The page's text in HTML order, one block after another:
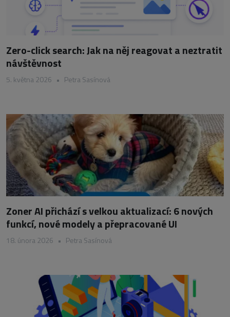
Zero-click search: Jak na něj reagovat a neztratit
návštěvnost
5. května 2026 • Petra Sasínová
Zoner AI přichází s velkou aktualizací: 6 nových
funkcí, nové modely a přepracované UI
18. února 2026 • Petra Sasínová